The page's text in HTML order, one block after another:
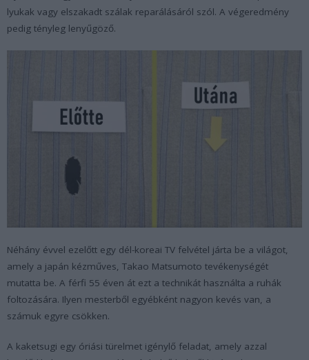
lyukak vagy elszakadt szálak reparálásáról szól. A végeredmény
pedig tényleg lenyűgöző.
Néhány évvel ezelőtt egy dél-koreai TV felvétel járta be a világot,
amely a japán kézműves, Takao Matsumoto tevékenységét
mutatta be. A férfi 55 éven át ezt a technikát használta a ruhák
foltozására. Ilyen mesterből egyébként nagyon kevés van, a
számuk egyre csökken.
A kaketsugi egy óriási türelmet igénylő feladat, amely azzal